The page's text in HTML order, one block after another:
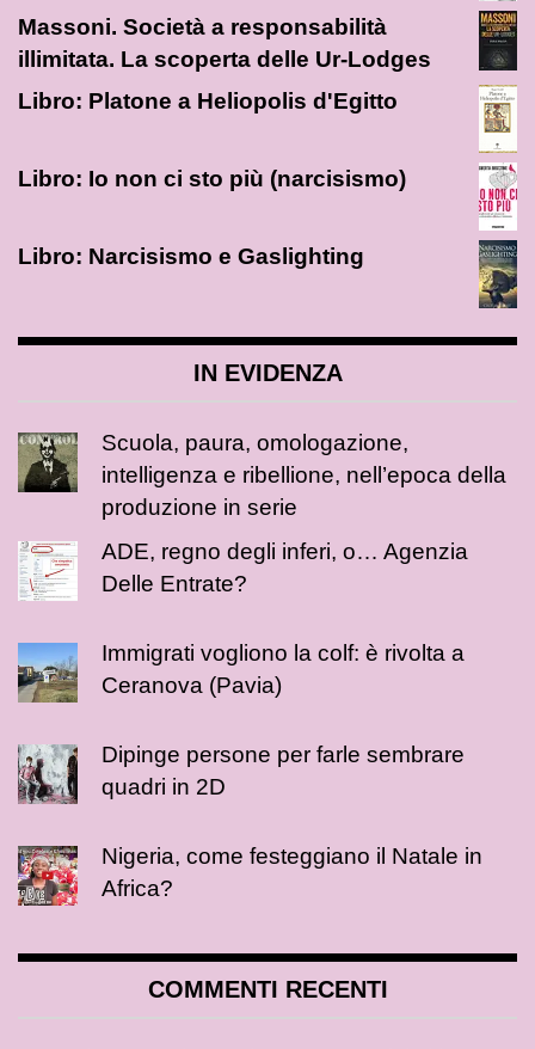
Massoni. Società a responsabilità
illimitata. La scoperta delle Ur-Lodges
Libro: Platone a Heliopolis d'Egitto
Libro: Io non ci sto più (narcisismo)
Libro: Narcisismo e Gaslighting
IN EVIDENZA
Scuola, paura, omologazione,
intelligenza e ribellione, nell’epoca della
produzione in serie
ADE, regno degli inferi, o… Agenzia
Delle Entrate?
Immigrati vogliono la colf: è rivolta a
Ceranova (Pavia)
Dipinge persone per farle sembrare
quadri in 2D
Nigeria, come festeggiano il Natale in
Africa?
COMMENTI RECENTI